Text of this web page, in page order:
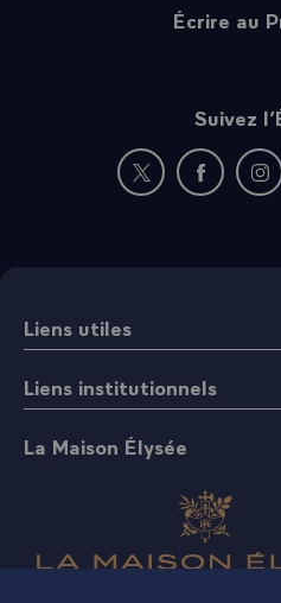
Écrire au
Suivez
Nouvelle fenêtre :
Nouvelle
Liens utiles
Liens institutionnels
La Maison Élysée